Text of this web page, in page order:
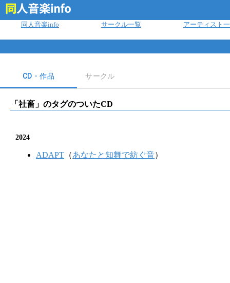
同人音楽info サークル一覧 アーティスト
CD・作品 サークル
「 社畜 」のタグのついたCD
2024
ADAPT （あなたと知舞で紡ぐ音）